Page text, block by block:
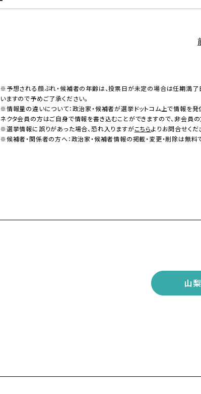
※予想される顔ぶれ・候補者の年齢は、投票日が未定の場合は任期満
いますので予めご了承ください。
※情報量の違いについて：政治家・候補者が選挙ドットコム上で情報を
ネクタ会員の方はご自身で情報を書き込むことができますので、非会員
※選挙情報に誤りがあった場合、恐れ入りますがこちらよりお問合せくだ
※候補者・関係者の方へ：政治家・候補者情報の掲載・変更・削除は無料
山